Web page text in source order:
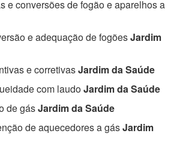
e conversões de fogão e aparelhos a
e adequação de fogõesJardim
e corretivasJardim da Saúde
com laudoJardim da Saúde
de gásJardim da Saúde
de aquecedores a gásJardim